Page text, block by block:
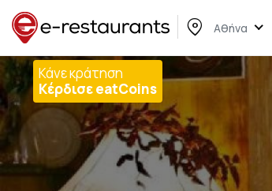
Αθήνα
Κάνε κράτηση
Κέρδισε eatCoins